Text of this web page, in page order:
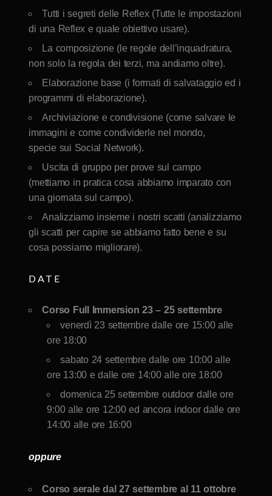
Tutti i segreti delle Reflex (Tutte le impostazioni
di una Reflex e quale obiettivo usare).
La composizione (le regole dell’inquadratura,
non solo la regola dei terzi, ma andiamo oltre).
Elaborazione base (i formati di salvataggio ed i
programmi di elaborazione).
Archiviazione e condivisione (come salvare le
immagini e come condividerle nel mondo,
specie sui Social Network).
Uscita di gruppo per prove sul campo
(mettiamo in pratica cosa abbiamo imparato con
una giornata sul campo).
Analizziamo insieme i nostri scatti (analizziamo
gli scatti per capire se abbiamo fatto bene e su
cosa possiamo migliorare).
DATE
Corso Full Immersion 23 – 25 settembre
venerdì 23 settembre dalle ore 15:00 alle
ore 18:00
sabato 24 settembre dalle ore 10:00 alle
ore 13:00 e dalle ore 14:00 alle ore 18:00
domenica 25 settembre outdoor dalle ore
9:00 alle ore 12:00 ed ancora indoor dalle ore
14:00 alle ore 16:00
oppure
Corso serale dal 27 settembre al 11 ottobre